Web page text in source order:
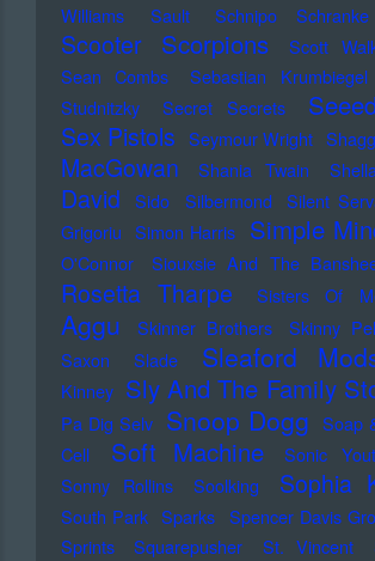
Williams
Sault Schnipo Schranke
Scooter Scorpions Scott
Sean Combs
Sebastian Krumbiegel
Studnitzky
Secret Secrets Seeed
Sex Pistols Seymour Wright
MacGowan
Shania Twain
David
Sido Silbermond Silent
Grigoriu Simon Harris Simple
O'Connor
Siouxsie And The
Rosetta Tharpe
Sisters Of
Aggu
Skinner Brothers Skinny
Saxon
Slade Sleaford
Kinney Sly And The Family
Pa Dig Selv Snoop Dogg Soap
Cell
Soft Machine Sonic
Sonny Rollins
Soolking Sophia
South Park Sparks Spencer Davis
Sprints Squarepusher St. Vincent